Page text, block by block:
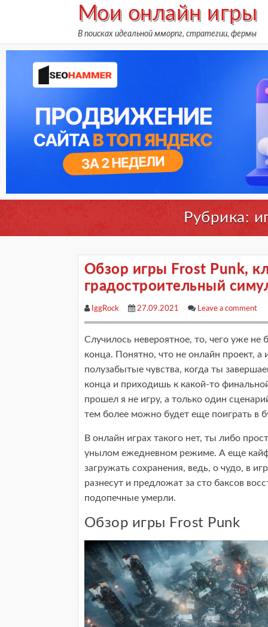
Мои онлайн игры
В поисках идеальной мморпг, стратегии, фермы
Рубрика:
Обзор игры Frost Punk,
градостроительный
IggRock 27.09.2021 Leave a comment
Случилось невероятное, то, чего уже
конца. Понятно, что не онлайн проект,
полузабытые чувства, когда ты
конца и приходишь к какой-то
прошел я не игру, а только один
тем более можно будет еще поиграть в
В онлайн играх такого нет, ты либо
унылом ежедневном режиме. А еще кайф
загружать сохранения, ведь, о чудо, в
разнесут и предложат за сто баксов
подопечные умерли.
Обзор игры Frost Punk